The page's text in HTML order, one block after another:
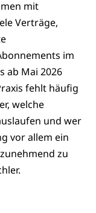
mit
Verträge,
im
ab Mai 2026
fehlt häufig
welche
und wer
vor allem ein
zu